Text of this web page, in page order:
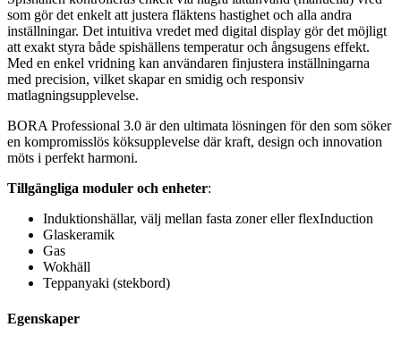
som gör det enkelt att justera fläktens hastighet och alla andra
inställningar. Det intuitiva vredet med digital display gör det möjligt
att exakt styra både spishällens temperatur och ångsugens effekt.
Med en enkel vridning kan användaren finjustera inställningarna
med precision, vilket skapar en smidig och responsiv
matlagningsupplevelse.
BORA Professional 3.0 är den ultimata lösningen för den som söker
en kompromisslös köksupplevelse där kraft, design och innovation
möts i perfekt harmoni.
Tillgängliga moduler och enheter:
Induktionshällar, välj mellan fasta zoner eller flexInduction
Glaskeramik
Gas
Wokhäll
Teppanyaki (stekbord)
Egenskaper